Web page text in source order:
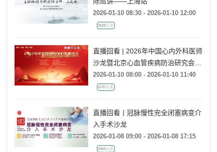
2026-01-10 08:30 - 2026-01-10 12:00
3628人次
直播回看 | 2026年中国心内外科医师
沙龙暨北京心血管疾病防治研究会年
会
2026-01-10 08:00 - 2026-01-10 11:40
4747人次
直播回看丨冠脉慢性完全闭塞病变介
入手术沙龙
2026-01-08 09:00 - 2026-01-08 17:15
5464人次